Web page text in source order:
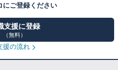
にご登録ください
支援に登録
（無料）
援の流れ